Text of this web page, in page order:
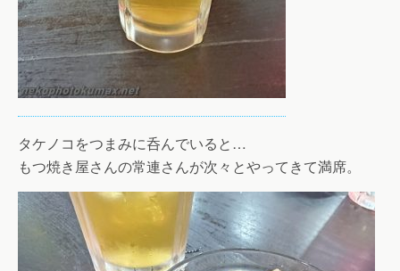
タケノコをつまみに呑んでいると…
もつ焼き屋さんの常連さんが次々とやってきて満席。